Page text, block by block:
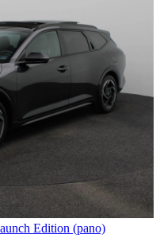
Edition (pano)